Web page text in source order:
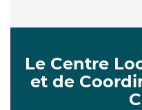
Le Centre
et de